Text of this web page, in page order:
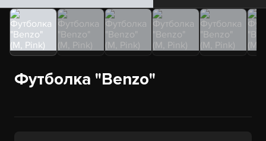
Футболка "Benzo"